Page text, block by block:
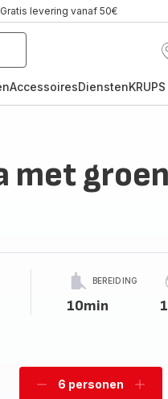
Gratis levering vanaf 50€
AccessoiresDienstenKRUPS
met
BEREIDING
10min
personen
6 personen